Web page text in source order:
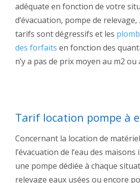
adéquate en fonction de votre
d’évacuation, pompe de relevage,
tarifs sont dégressifs et les
des forfaits en fonction des
n’y a pas de prix moyen au m2 ou
Tarif location pompe à
Concernant la location de
l’évacuation de l’eau des
une pompe dédiée à chaque
relevage eaux usées ou encore